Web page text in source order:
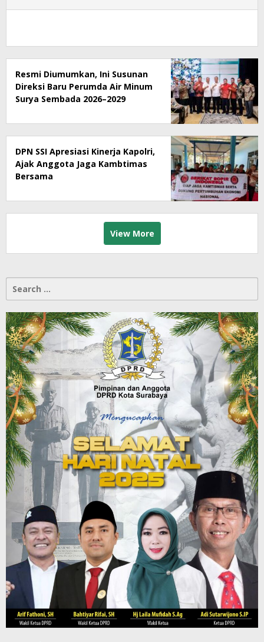
Resmi Diumumkan, Ini Susunan
Direksi Baru Perumda Air Minum
Surya Sembada 2026–2029
DPN SSI Apresiasi Kinerja Kapolri,
Ajak Anggota Jaga Kambtimas
Bersama
View More
Search